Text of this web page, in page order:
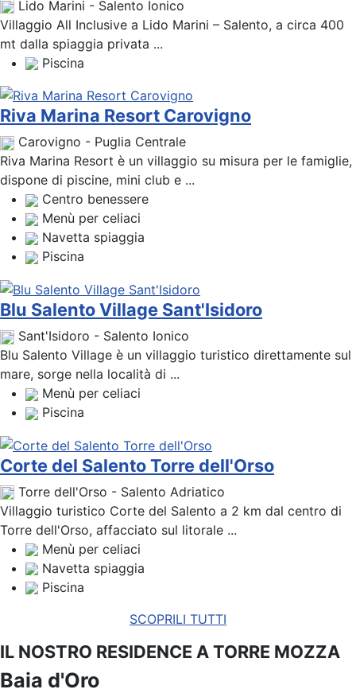
Lido Marini - Salento Ionico
Villaggio All Inclusive a Lido Marini – Salento, a circa 400
mt dalla spiaggia privata ...
Piscina
Riva Marina Resort Carovigno
Carovigno - Puglia Centrale
Riva Marina Resort è un villaggio su misura per le famiglie,
dispone di piscine, mini club e ...
Centro benessere
Menù per celiaci
Navetta spiaggia
Piscina
Blu Salento Village Sant'Isidoro
Sant'Isidoro - Salento Ionico
Blu Salento Village è un villaggio turistico direttamente sul
mare, sorge nella località di ...
Menù per celiaci
Piscina
Corte del Salento Torre dell'Orso
Torre dell'Orso - Salento Adriatico
Villaggio turistico Corte del Salento a 2 km dal centro di
Torre dell'Orso, affacciato sul litorale ...
Menù per celiaci
Navetta spiaggia
Piscina
SCOPRILI TUTTI
IL NOSTRO RESIDENCE A TORRE MOZZA
Baia d'Oro